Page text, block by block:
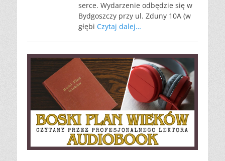
serce. Wydarzenie odbędzie się w
Bydgoszczy przy ul. Zduny 10A (w
głębi Czytaj dalej…